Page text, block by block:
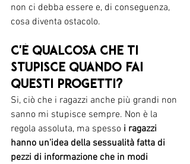
non ci debba essere e, di conseguenza,
cosa diventa ostacolo.
C'è qualcosa che ti
stupisce quando fai
questi progetti?
Si, ciò che i ragazzi anche più grandi non
sanno mi stupisce sempre. Non è la
regola assoluta, ma spesso i ragazzi
hanno un'idea della sessualità fatta di
pezzi di informazione che in modi